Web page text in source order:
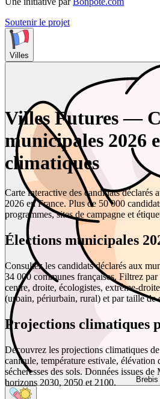
Soutenir le projet
Villes
Villes Futures —
municipales 2026
climatiques
Carte interactive des candidats déclarés
2026 en France. Plus de 50 000
programmes, sites de campagne et
Élections municipales
Consultez les candidats déclarés aux
34 000 communes françaises. Filtrez
centre, droite, écologistes, extrême-
(urbain, périurbain, rural) et par taille de
Projections climatiques
Découvrez les projections climatiques
canicule, température estivale, élévation
sécheresses des sols. Données issues
horizons 2030, 2050 et 2100.